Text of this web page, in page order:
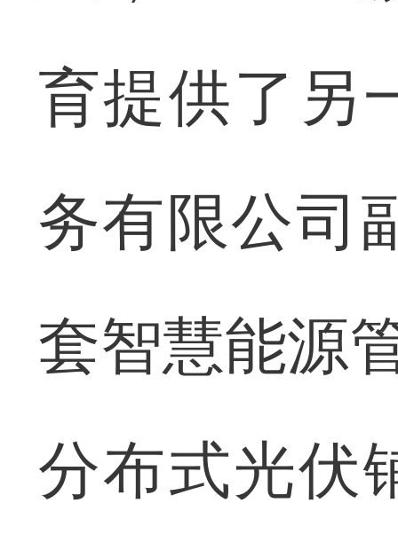
育提供了另
务有限公司
套智慧能源
分布式光伏